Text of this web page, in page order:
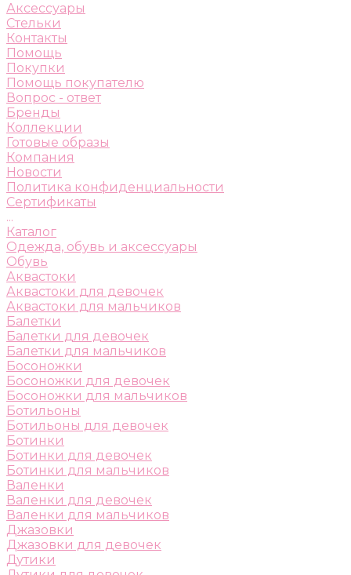
Аксессуары
Стельки
Контакты
Помощь
Покупки
Помощь покупателю
Вопрос - ответ
Бренды
Коллекции
Готовые образы
Компания
Новости
Политика конфиденциальности
Сертификаты
...
Каталог
Одежда, обувь и аксессуары
Обувь
Аквастоки
Аквастоки для девочек
Аквастоки для мальчиков
Балетки
Балетки для девочек
Балетки для мальчиков
Босоножки
Босоножки для девочек
Босоножки для мальчиков
Ботильоны
Ботильоны для девочек
Ботинки
Ботинки для девочек
Ботинки для мальчиков
Валенки
Валенки для девочек
Валенки для мальчиков
Джазовки
Джазовки для девочек
Дутики